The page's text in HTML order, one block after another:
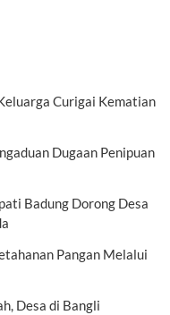
Curigai Kematian
Dugaan Penipuan
Badung Dorong Desa
Pangan Melalui
Desa di Bangli